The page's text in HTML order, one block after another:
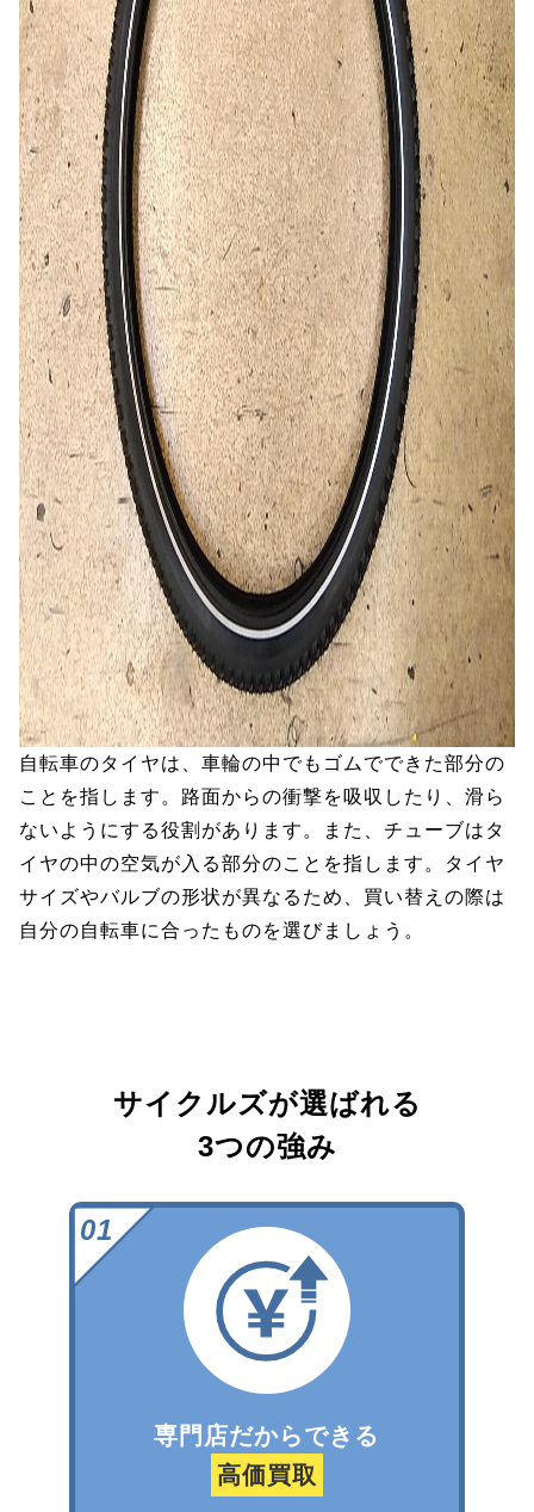
自転車のタイヤは、車輪の中でもゴムでできた部分の
ことを指します。路面からの衝撃を吸収したり、滑ら
ないようにする役割があります。また、チューブはタ
イヤの中の空気が入る部分のことを指します。タイヤ
サイズやバルブの形状が異なるため、買い替えの際は
自分の自転車に合ったものを選びましょう。
サイクルズが選ばれる
3つの強み
専門店だからできる
高価買取